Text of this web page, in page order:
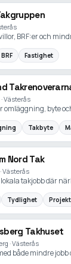
BRF:er och
BRF Fastighet
Västerås
omläggning, byte
Takbyte
Nord Tak
Västerås
lokala takjobb där
Tydlighet
Takhuset
· Västerås
både mindre